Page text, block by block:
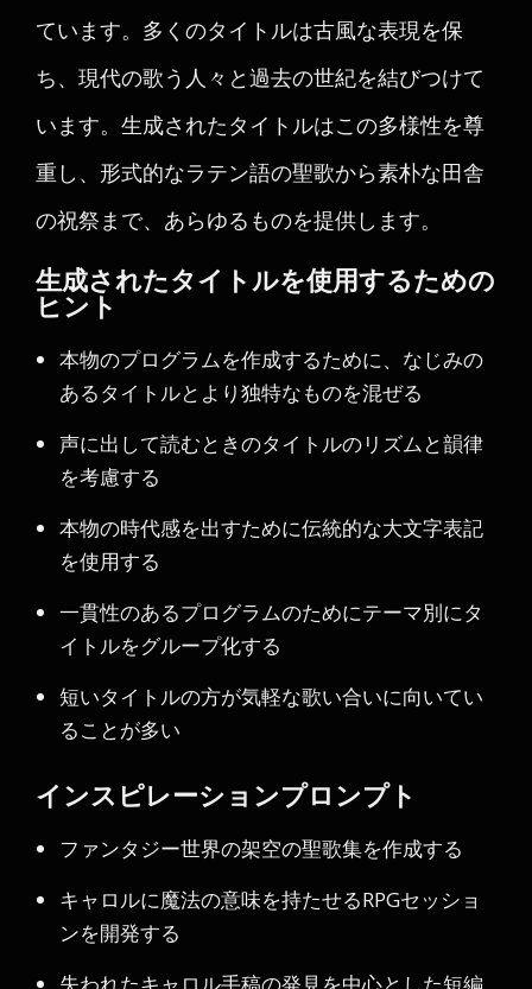
ています。多くのタイトルは古風な表現を保
ち、現代の歌う人々と過去の世紀を結びつけて
います。生成されたタイトルはこの多様性を尊
重し、形式的なラテン語の聖歌から素朴な田舎
の祝祭まで、あらゆるものを提供します。
生成されたタイトルを使用するための
ヒント
本物のプログラムを作成するために、なじみの
あるタイトルとより独特なものを混ぜる
声に出して読むときのタイトルのリズムと韻律
を考慮する
本物の時代感を出すために伝統的な大文字表記
を使用する
一貫性のあるプログラムのためにテーマ別にタ
イトルをグループ化する
短いタイトルの方が気軽な歌い合いに向いてい
ることが多い
インスピレーションプロンプト
ファンタジー世界の架空の聖歌集を作成する
キャロルに魔法の意味を持たせるRPGセッショ
ンを開発する